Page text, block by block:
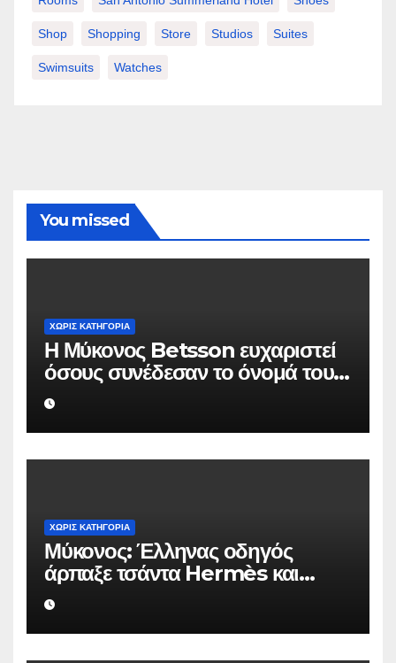
Shop Shopping Store Studios Suites
Swimsuits Watches
You missed
ΧΩΡΊΣ ΚΑΤΗΓΟΡΊΑ
Η Μύκονος Betsson ευχαριστεί
όσους συνέδεσαν το όνομά τους
με την ιστορική χρονιά
ΧΩΡΊΣ ΚΑΤΗΓΟΡΊΑ
Μύκονος: Έλληνας οδηγός
άρπαξε τσάντα Hermès και
Rolex αξίας 75.000 ευρώ από
Ουκρανό τουρίστα